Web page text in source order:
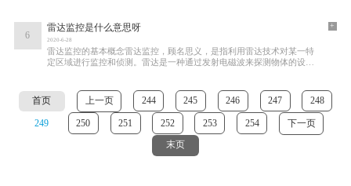
6
雷达监控是什么意思呀
2020-6-28
雷达监控的基本概念雷达监控，顾名思义，是指利用雷达技术对某一特
定区域进行监控和侦测。雷达是一种通过发射电磁波来探测物体的设
+
首页 上一页 244 245 246 247 248
249 250 251 252 253 254
下一页
末页